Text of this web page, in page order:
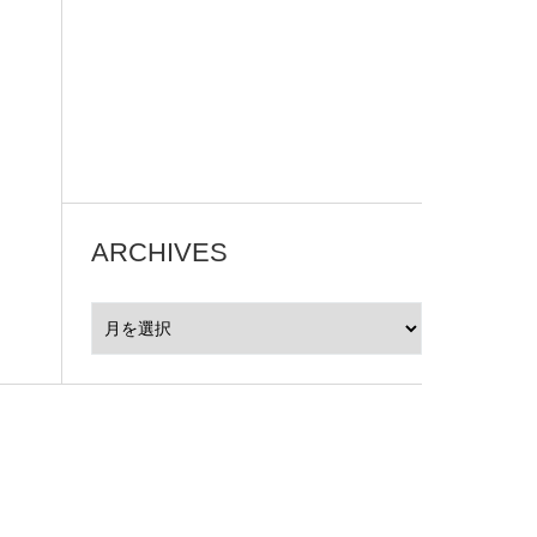
ARCHIVES